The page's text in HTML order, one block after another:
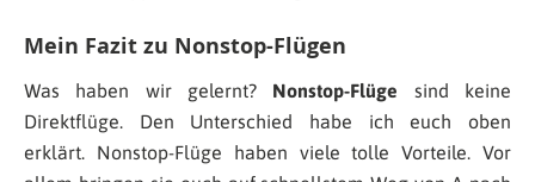
Mein Fazit zu Nonstop-Flügen
Was haben wir gelernt? Nonstop-Flüge sind keine
Direktflüge. Den Unterschied habe ich euch oben
erklärt. Nonstop-Flüge haben viele tolle Vorteile. Vor